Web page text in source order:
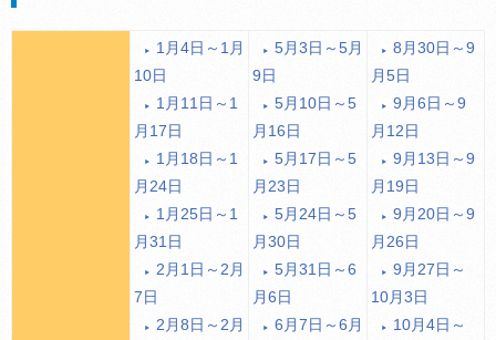
1月4日～1月
10日
1月11日～1
月17日
1月18日～1
月24日
1月25日～1
月31日
2月1日～2月
7日
2月8日～2月
5月3日～5月
9日
5月10日～5
月16日
5月17日～5
月23日
5月24日～5
月30日
5月31日～6
月6日
6月7日～6月
8月30日～9
月5日
9月6日～9
月12日
9月13日～9
月19日
9月20日～9
月26日
9月27日～
10月3日
10月4日～